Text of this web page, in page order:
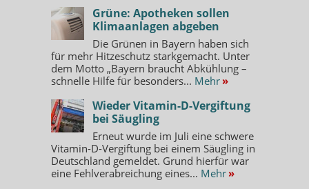
Grüne: Apotheken sollen
Klimaanlagen abgeben
Die Grünen in Bayern haben sich
für mehr Hitzeschutz starkgemacht. Unter
dem Motto „Bayern braucht Abkühlung –
schnelle Hilfe für besonders... Mehr »
Wieder Vitamin-D-Vergiftung
bei Säugling
Erneut wurde im Juli eine schwere
Vitamin-D-Vergiftung bei einem Säugling in
Deutschland gemeldet. Grund hierfür war
eine Fehlverabreichung eines... Mehr »